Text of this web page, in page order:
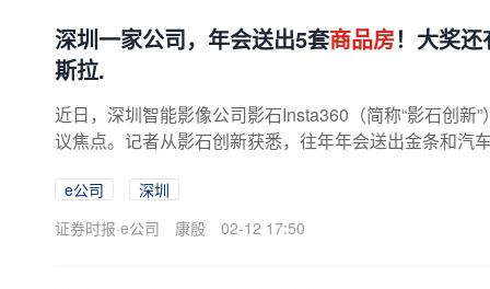
深圳一家公司，年会送出5套商品房！大奖
斯拉.
近日，深圳智能影像公司影石Insta360（简称“影石创新
议焦点。记者从影石创新获悉，往年年会送出金条和汽
e公司
深圳
证券时报·e公司
康殷 02-12 17:50